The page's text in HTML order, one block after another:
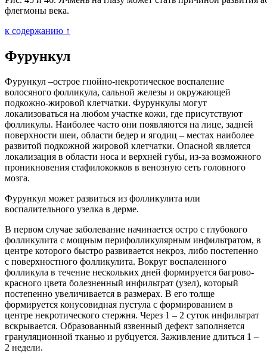
флегмоны века.
к содержанию ↑
Фурункул
Фурункул –острое гнойно-некротическое воспаление
волосяного фолликула, сальной железы и окружающей
подкожно-жировой клетчатки. Фурункулы могут
локализоваться на любом участке кожи, где присутствуют
фолликулы. Наиболее часто они появляются на лице, задней
поверхности шеи, области бедер и ягодиц – местах наиболее
развитой подкожной жировой клетчатки. Опасной является
локализация в области носа и верхней губы, из-за возможного
проникновения стафилококков в венозную сеть головного
мозга.
Фурункул может развиться из фолликулита или
воспалительного узелка в дерме.
В первом случае заболевание начинается остро с глубокого
фолликулита с мощным перифолликулярным инфильтратом, в
центре которого быстро развивается некроз, либо постепенно
с поверхностного фолликулита. Вокруг воспаленного
фолликула в течение нескольких дней формируется багрово-
красного цвета болезненный инфильтрат (узел), который
постепенно увеличивается в размерах. В его толще
формируется конусовидная пустула с формированием в
центре некротического стержня. Через 1 – 2 суток инфильтрат
вскрывается. Образованный язвенный дефект заполняется
грануляционной тканью и рубцуется. Заживление длиться 1 –
2 недели.